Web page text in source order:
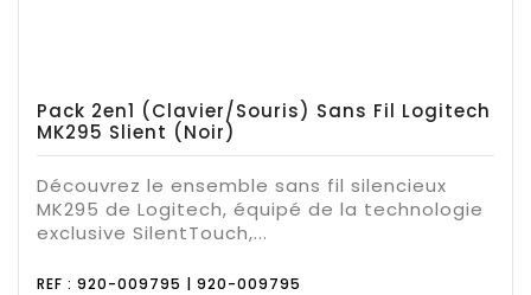
Pack 2en1 (Clavier/Souris) Sans Fil Logitech
MK295 Slient (Noir)
Découvrez le ensemble sans fil silencieux
MK295 de Logitech, équipé de la technologie
exclusive SilentTouch,...
REF : 920-009795 | 920-009795